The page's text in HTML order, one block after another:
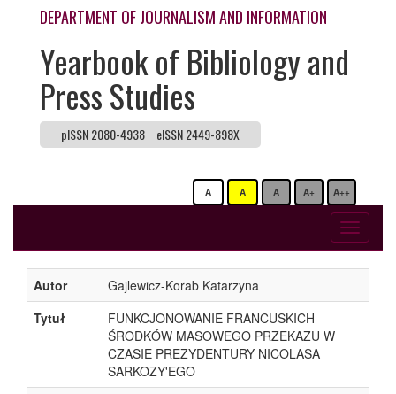
DEPARTMENT OF JOURNALISM AND INFORMATION
Yearbook of Bibliology and
Press Studies
pISSN 2080-4938 eISSN 2449-898X
A A A A+ A++
Toggle
Autor
Gajlewicz-Korab Katarzyna
Tytuł
FUNKCJONOWANIE FRANCUSKICH
ŚRODKÓW MASOWEGO PRZEKAZU W
CZASIE PREZYDENTURY NICOLASA
SARKOZY'EGO